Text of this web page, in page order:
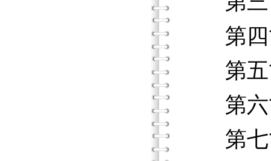
第四
第五
第六
第七